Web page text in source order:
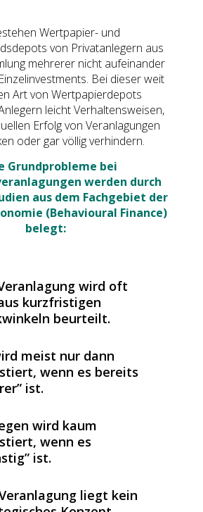
Wertpapier- und
von Privatanlegern aus
mehrerer nicht aufeinander
Bei dieser weit
Art von Wertpapierdepots
leicht Verhaltensweisen,
Erfolg von Veranlagungen
oder gar völlig verhindern.
Grundprobleme bei
werden durch
aus dem Fachgebiet der
(Behavioural Finance)
belegt:
wird oft
kurzfristigen
beurteilt.
meist nur dann
wenn es bereits
ist.
wird kaum
wenn es
ist.
liegt kein